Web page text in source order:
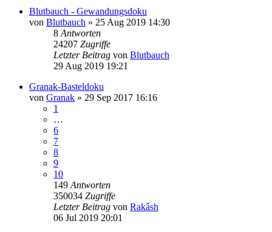
Blutbauch - Gewandungsdoku
von Blutbauch » 25 Aug 2019 14:30
8 Antworten
24207 Zugriffe
Letzter Beitrag von Blutbauch
29 Aug 2019 19:21
Granak-Basteldoku
von Granak » 29 Sep 2017 16:16
1
…
6
7
8
9
10
149 Antworten
350034 Zugriffe
Letzter Beitrag von Rakâsh
06 Jul 2019 20:01